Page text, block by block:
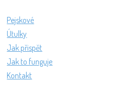
Pejskové
Útulky
Jak přispět
Jak to funguje
Kontakt